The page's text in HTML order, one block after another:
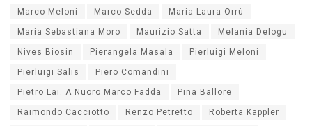
Marco Meloni Marco Sedda Maria Laura Orrù
Maria Sebastiana Moro Maurizio Satta Melania Delogu
Nives Biosin Pierangela Masala Pierluigi Meloni
Pierluigi Salis Piero Comandini
Pietro Lai. A Nuoro Marco Fadda Pina Ballore
Raimondo Cacciotto Renzo Petretto Roberta Kappler